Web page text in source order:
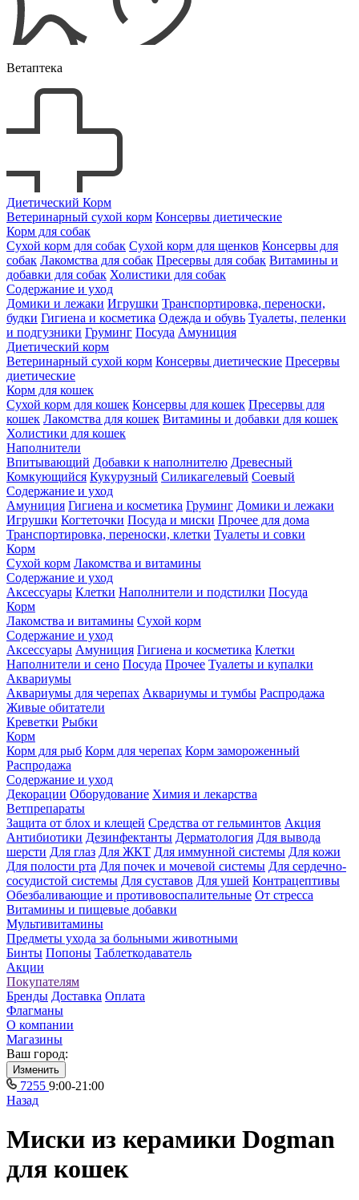
Ветаптека
Диетический Корм
Ветеринарный сухой корм Консервы диетические
Корм для собак
Сухой корм для собак Сухой корм для щенков Консервы для
собак Лакомства для собак Пресервы для собак Витамины и
добавки для собак Холистики для собак
Содержание и уход
Домики и лежаки Игрушки Транспортировка, переноски,
будки Гигиена и косметика Одежда и обувь Туалеты, пеленки
и подгузники Груминг Посуда Амуниция
Диетический корм
Ветеринарный сухой корм Консервы диетические Пресервы
диетические
Корм для кошек
Сухой корм для кошек Консервы для кошек Пресервы для
кошек Лакомства для кошек Витамины и добавки для кошек
Холистики для кошек
Наполнители
Впитывающий Добавки к наполнителю Древесный
Комкующийся Кукурузный Силикагелевый Соевый
Содержание и уход
Амуниция Гигиена и косметика Груминг Домики и лежаки
Игрушки Когтеточки Посуда и миски Прочее для дома
Транспортировка, переноски, клетки Туалеты и совки
Корм
Сухой корм Лакомства и витамины
Содержание и уход
Аксессуары Клетки Наполнители и подстилки Посуда
Корм
Лакомства и витамины Сухой корм
Содержание и уход
Аксессуары Амуниция Гигиена и косметика Клетки
Наполнители и сено Посуда Прочее Туалеты и купалки
Аквариумы
Аквариумы для черепах Аквариумы и тумбы Распродажа
Живые обитатели
Креветки Рыбки
Корм
Корм для рыб Корм для черепах Корм замороженный
Распродажа
Содержание и уход
Декорации Оборудование Химия и лекарства
Ветпрепараты
Защита от блох и клещей Средства от гельминтов Акция
Антибиотики Дезинфектанты Дерматология Для вывода
шерсти Для глаз Для ЖКТ Для иммунной системы Для кожи
Для полости рта Для почек и мочевой системы Для сердечно-
сосудистой системы Для суставов Для ушей Контрацептивы
Обезбаливающие и противовоспалительные От стресса
Витамины и пищевые добавки
Мультивитамины
Предметы ухода за больными животными
Бинты Попоны Таблеткодаватель
Акции
Покупателям
Бренды Доставка Оплата
Флагманы
О компании
Магазины
Ваш город:
Изменить
7255 9:00-21:00
Назад
Миски из керамики Dogman
для кошек